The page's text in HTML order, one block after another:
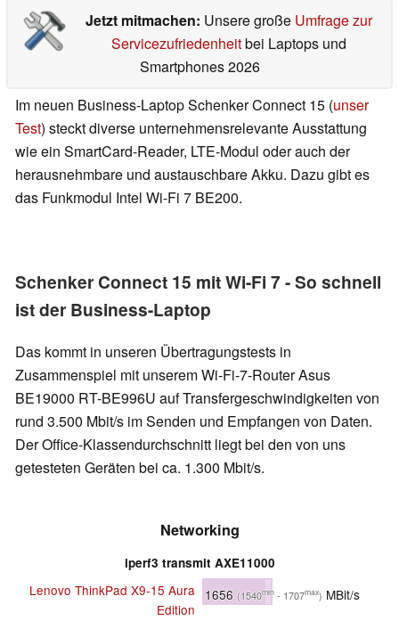
Jetzt mitmachen: Unsere große Umfrage zur
Servicezufriedenheitbei Laptops und
Smartphones 2026
Im neuen Business-Laptop Schenker Connect 15 (unser
Test) steckt diverse unternehmensrelevante Ausstattung
wie ein SmartCard-Reader, LTE-Modul oder auch der
herausnehmbare und austauschbare Akku. Dazu gibt es
das Funkmodul Intel Wi-Fi 7 BE200.
Schenker Connect 15 mit Wi-Fi 7 - So schnell
ist der Business-Laptop
Das kommt in unseren Übertragungstests in
Zusammenspiel mit unserem Wi-Fi-7-Router Asus
BE19000 RT-BE996U auf Transfergeschwindigkeiten von
rund 3.500 Mbit/s im Senden und Empfangen von Daten.
Der Office-Klassendurchschnitt liegt bei den von uns
getesteten Geräten bei ca. 1.300 Mbit/s.
Networking
iperf3 transmit AXE11000
Lenovo ThinkPad X9-15 Aura
Edition
1656 (1540min - 1707max) MBit/s